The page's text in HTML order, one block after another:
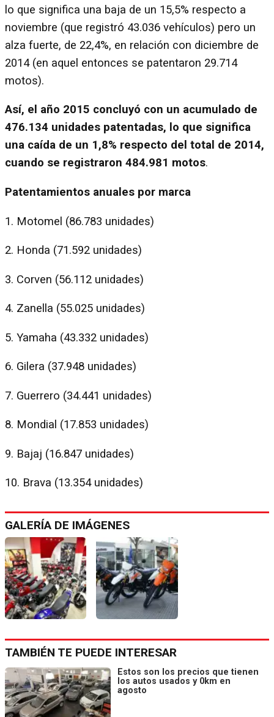
lo que significa una baja de un 15,5% respecto a
noviembre (que registró 43.036 vehículos) pero un
alza fuerte, de 22,4%, en relación con diciembre de
2014 (en aquel entonces se patentaron 29.714
motos).
Así, el año 2015 concluyó con un acumulado de
476.134 unidades patentadas, lo que significa
una caída de un 1,8% respecto del total de 2014,
cuando se registraron 484.981 motos.
Patentamientos anuales por marca
1. Motomel (86.783 unidades)
2. Honda (71.592 unidades)
3. Corven (56.112 unidades)
4. Zanella (55.025 unidades)
5. Yamaha (43.332 unidades)
6. Gilera (37.948 unidades)
7. Guerrero (34.441 unidades)
8. Mondial (17.853 unidades)
9. Bajaj (16.847 unidades)
10. Brava (13.354 unidades)
GALERÍA DE IMÁGENES
TAMBIÉN TE PUEDE INTERESAR
Estos son los precios que tienen
los autos usados y 0km en
agosto